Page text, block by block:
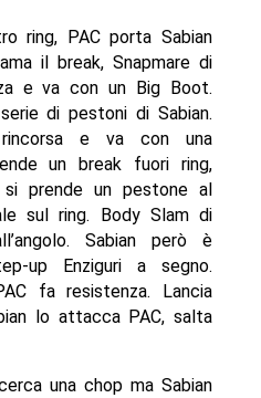
ring, PAC porta Sabian
il break, Snapmare di
e va con un Big Boot.
di pestoni di Sabian.
e va con una
un break fuori ring,
prende un pestone al
sul ring. Body Slam di
Sabian però è
up Enziguri a segno.
fa resistenza. Lancia
lo attacca PAC, salta
una chop ma Sabian